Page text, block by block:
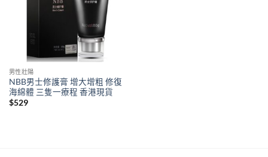
男性壯陽
NBB男士修護膏 增大增粗 修復
海綿體 三隻一療程 香港現貨
$529